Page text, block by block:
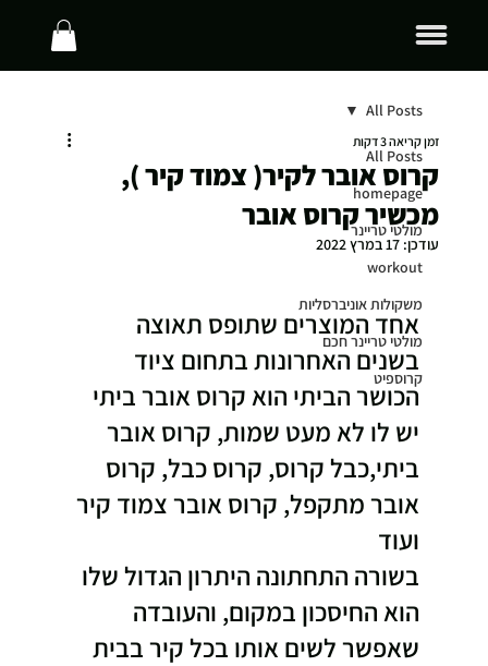
All Posts
homepage
מולטי טריינר
workout
משקולות אוניברסליות
מולטי טריינר חכם
קרוספיט
All Posts
קרוס אובר לקיר( צמוד קיר ),
מכשיר קרוס אובר
זמן קריאה 3 דקות
עודכן: 17 במרץ 2022
אחד המוצרים שתופס תאוצה
בשנים האחרונות בתחום ציוד
הכושר הביתי הוא קרוס אובר ביתי
יש לו לא מעט שמות, קרוס אובר
ביתי,כבל קרוס, קרוס כבל, קרוס
אובר מתקפל, קרוס אובר צמוד קיר
ועוד
בשורה התחתונה היתרון הגדול שלו
הוא החיסכון במקום, והעובדה
שאפשר לשים אותו בכל קיר בבית